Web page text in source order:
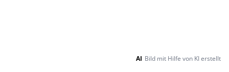
AI Bild mit Hilfe von KI erstellt